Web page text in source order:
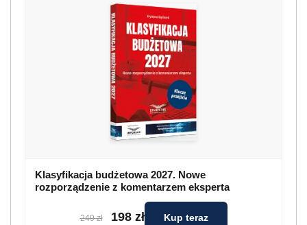
Klasyfikacja budżetowa 2027. Nowe
rozporządzenie z komentarzem eksperta
249 zł 198 zł Kup teraz